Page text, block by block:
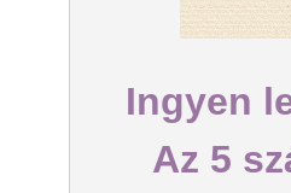
Ingyen
Az 5